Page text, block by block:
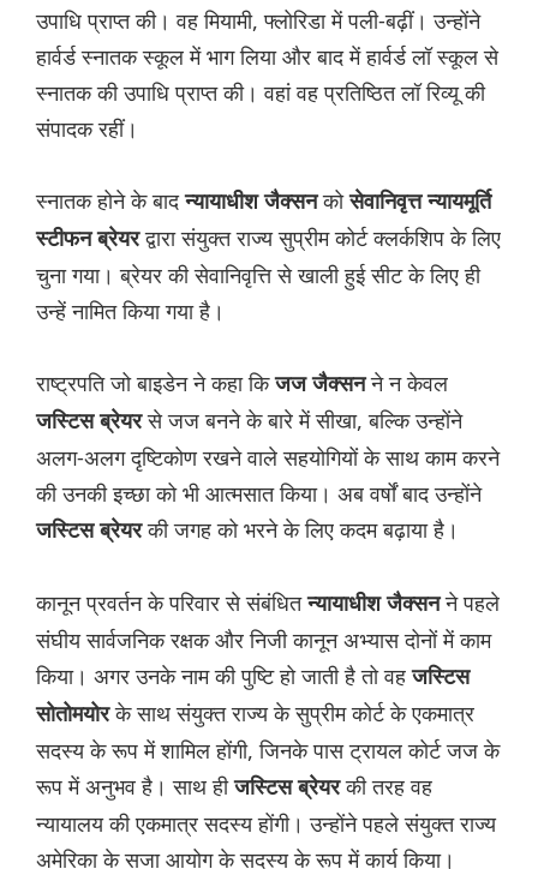
उपाधि प्राप्त की। वह मियामी, फ्लोरिडा में पली-बढ़ीं। उन्होंने
हार्वर्ड स्नातक स्कूल में भाग लिया और बाद में हार्वर्ड लॉ स्कूल से
स्नातक की उपाधि प्राप्त की। वहां वह प्रतिष्ठित लॉ रिव्यू की
संपादक रहीं।
स्नातक होने के बादन्यायाधीश जैक्सनकोसेवानिवृत्त न्यायमूर्ति
स्टीफन ब्रेयरद्वारा संयुक्त राज्य सुप्रीम कोर्ट क्लर्कशिप के लिए
चुना गया। ब्रेयर की सेवानिवृत्ति से खाली हुई सीट के लिए ही
उन्हें नामित किया गया है।
राष्ट्रपति जो बाइडेन ने कहा किजज जैक्सनने न केवल
जस्टिस ब्रेयरसे जज बनने के बारे में सीखा, बल्कि उन्होंने
अलग-अलग दृष्टिकोण रखने वाले सहयोगियों के साथ काम करने
की उनकी इच्छा को भी आत्मसात किया। अब वर्षों बाद उन्होंने
जस्टिस ब्रेयरकी जगह को भरने के लिए कदम बढ़ाया है।
कानून प्रवर्तन के परिवार से संबंधितन्यायाधीश जैक्सनने पहले
संघीय सार्वजनिक रक्षक और निजी कानून अभ्यास दोनों में काम
किया। अगर उनके नाम की पुष्टि हो जाती है तो वहजस्टिस
सोतोमयोरके साथ संयुक्त राज्य के सुप्रीम कोर्ट के एकमात्र
सदस्य के रूप में शामिल होंगी, जिनके पास ट्रायल कोर्ट जज के
रूप में अनुभव है। साथ हीजस्टिस ब्रेयरकी तरह वह
न्यायालय की एकमात्र सदस्य होंगी। उन्होंने पहले संयुक्त राज्य
अमेरिका के सजा आयोग के सदस्य के रूप में कार्य किया।